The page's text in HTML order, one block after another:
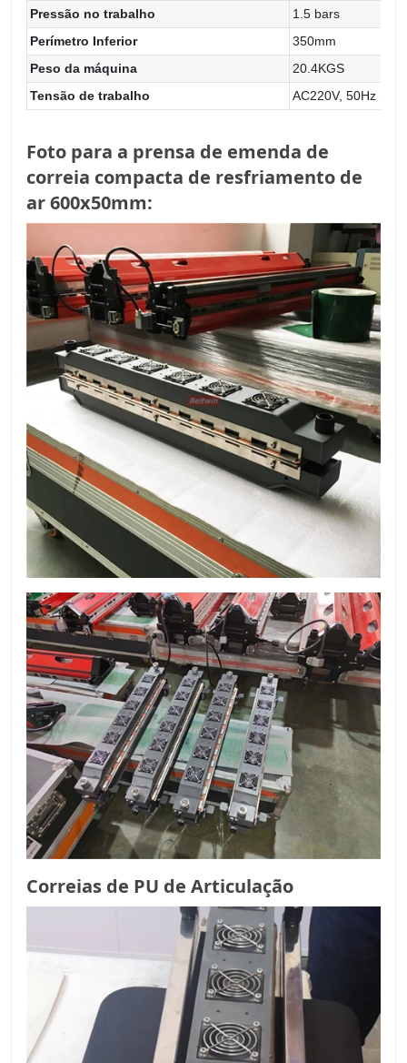
Pressão no trabalho
1.5 bars
Perímetro Inferior
350mm
Peso da máquina
20.4KGS
Tensão de trabalho
AC220V, 50Hz
Foto para a prensa de emenda de
correia compacta de resfriamento de
ar 600x50mm:
Correias de PU de Articulação